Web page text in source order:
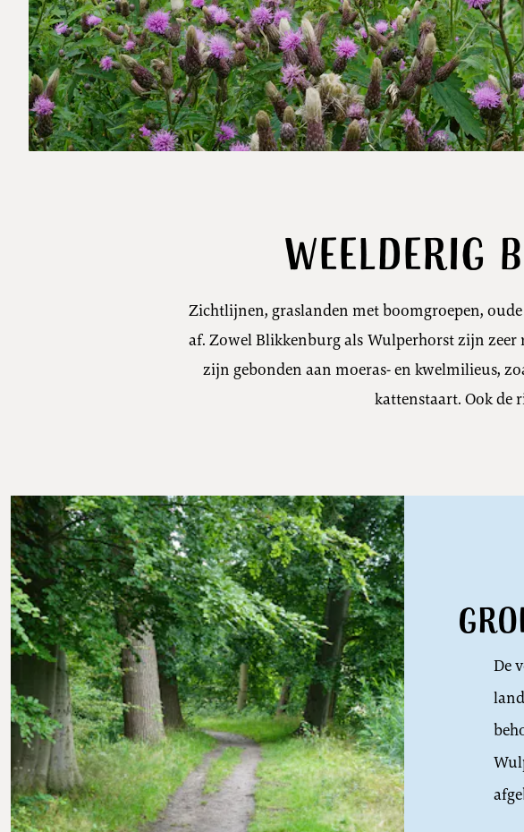
Weelderig
Zichtlijnen, graslanden met boomgroepen,
af. Zowel Blikkenburg als Wulperhorst zijn
zijn gebonden aan moeras- en kwelmilieus,
kattenstaart. Ook de
De